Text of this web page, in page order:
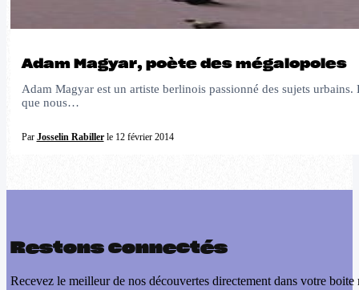
Adam Magyar, poète des mégalopoles
Adam Magyar est un artiste berlinois passionné des sujets
que nous…
Par Josselin Rabillerle 12 février 2014
Restons connectés
Recevez le meilleur de nos découvertes directement dans votre boite